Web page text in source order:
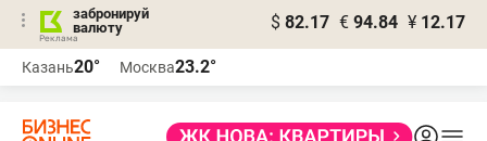
забронируй
валюту
$ 82.17 € 94.84 ¥ 12.17
Казань20° Москва23.2°